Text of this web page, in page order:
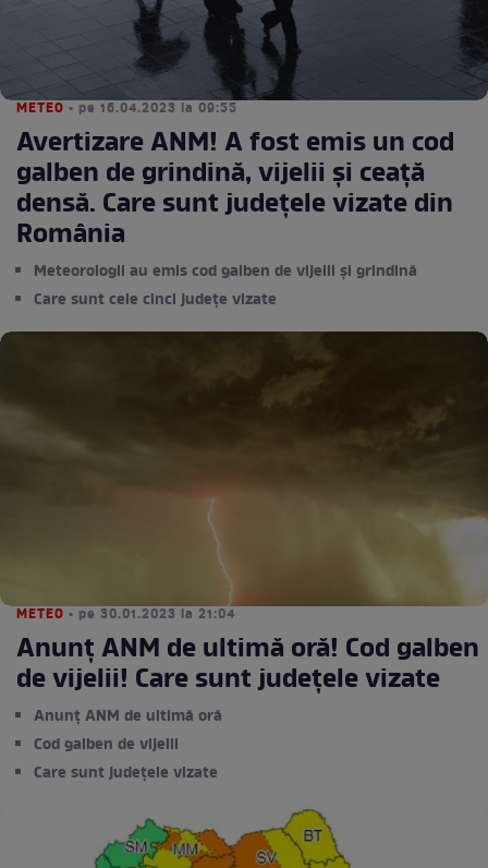
METEO • pe 16.04.2023 la 09:55
Avertizare ANM! A fost emis un cod
galben de grindină, vijelii și ceață
densă. Care sunt județele vizate din
România
Meteorologii au emis cod galben de vijelii și grindină
Care sunt cele cinci județe vizate
METEO • pe 30.01.2023 la 21:04
Anunț ANM de ultimă oră! Cod galben
de vijelii! Care sunt județele vizate
Anunț ANM de ultimă oră
Cod galben de vijelii
Care sunt județele vizate